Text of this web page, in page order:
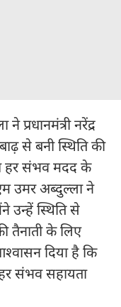
प्रधानमंत्री नरेंद्र
से बनी स्थिति की
हर संभव मदद के
उमर अब्दुल्ला ने
उन्हें स्थिति से
तैनाती के लिए
दिया है कि
संभव सहायता